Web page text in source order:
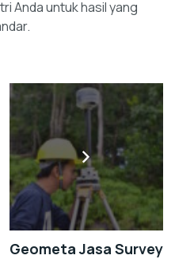
Anda untuk hasil yang
Geometa Jasa Survey